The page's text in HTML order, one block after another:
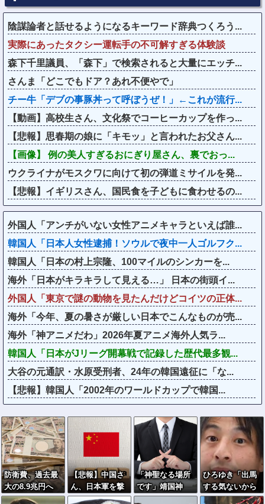
陰謀論者と話せるようになるキーワード辞典つくろう...
実際にあったタクシー運転手の不可解すぎる体験談
森下千里議員、「森下」で検索されると大量にエッチ...
さんま「どこでもドア？あれ不便やで」
チー牛「デブの事豚丼って呼ぼうぜ！」←これが流行...
【動画】高校生さん、文化祭でコーヒーカップを作っ...
【悲報】思春期の娘に「キモッ」と言われたお父さん...
【画像】 例の美人すぎるおにぎり屋さん、裏でおっ...
ウクライナがモスクワに向けて初の弾道ミサイルを発...
【悲報】イギリスさん、国民食を子どもに食わせるの...
外国人「アンチがいない女性アニメキャラといえば誰...
韓国人「日本人女性逮捕！ソウルで夜中一人ゴルフク...
韓国人「日本の村上宗隆、100マイルのシンカーを...
海外「日本がキラキラして見える…」 日本の街頭イ...
外国人「東京で謎の動物を見たんだけどコイツの正体...
海外「今年、夏の暑さが厳しい日本でこんなものが売...
海外「神アニメだわ」2026年夏アニメ海外人気ラ...
韓国人「日本がJリーグ開幕戦で記録した歴代最多観...
大谷の元通訳・水原受刑者、24年の韓国遠征に「な...
【悲報】韓国人「2002年のワールドカップで韓国...
防衛費、過去最
大の8.9兆円へ
→政府「最終的
【悲報】中国さ
ん、日本軍を撃
退する「抗日テ
「神聖なる場所
です」靖国神
社、境内におけ
ひろゆき「出馬
する気ないから
話さなかった」